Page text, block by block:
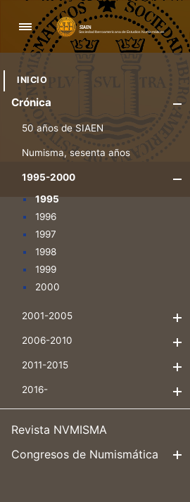
Navegación
INICIO
Crónica
50 años de SIAEN
Numisma, sesenta años
1995-2000
1995
1996
1997
1998
1999
2000
2001-2005
2006-2010
2011-2015
2016-
Revista NVMISMA
Congresos de Numismática